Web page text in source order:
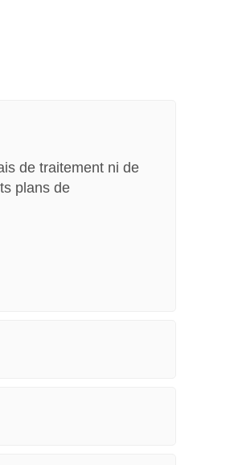
de traitement ni de
plans de